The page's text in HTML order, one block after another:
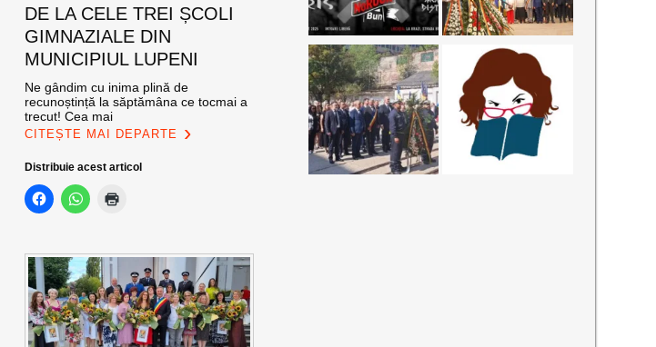
DE LA CELE TREI ȘCOLI
GIMNAZIALE DIN
MUNICIPIUL LUPENI
Ne gândim cu inima plină de
recunoștință la săptămâna ce tocmai a
trecut! Cea mai
CITEȘTE MAI DEPARTE
Distribuie acest articol